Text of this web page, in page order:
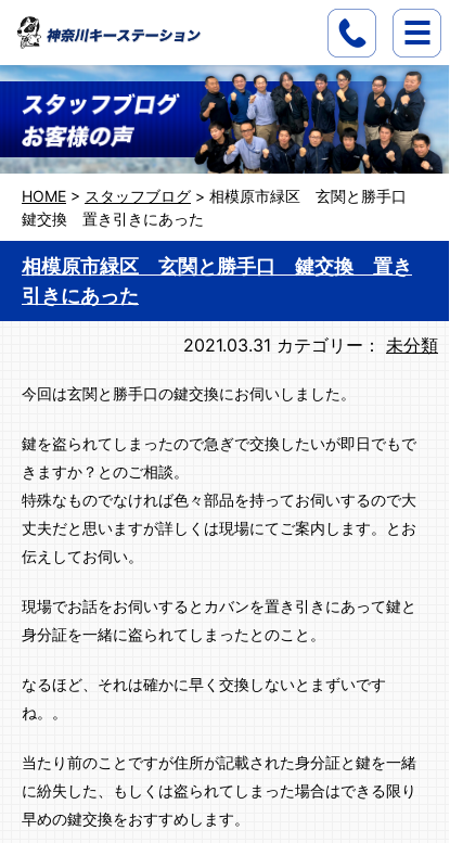
HOME > スタッフブログ > 相模原市緑区 玄関と勝手口
鍵交換 置き引きにあった
相模原市緑区 玄関と勝手口 鍵交換 置き
引きにあった
2021.03.31 カテゴリー： 未分類
今回は玄関と勝手口の鍵交換にお伺いしました。
鍵を盗られてしまったので急ぎで交換したいが即日でもで
きますか？とのご相談。
特殊なものでなければ色々部品を持ってお伺いするので大
丈夫だと思いますが詳しくは現場にてご案内します。とお
伝えしてお伺い。
現場でお話をお伺いするとカバンを置き引きにあって鍵と
身分証を一緒に盗られてしまったとのこと。
なるほど、それは確かに早く交換しないとまずいです
ね。。
当たり前のことですが住所が記載された身分証と鍵を一緒
に紛失した、もしくは盗られてしまった場合はできる限り
早めの鍵交換をおすすめします。